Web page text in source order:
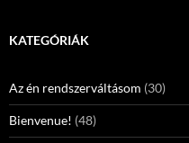
KATEGÓRIÁK
Az én rendszerváltásom (30)
Bienvenue! (48)